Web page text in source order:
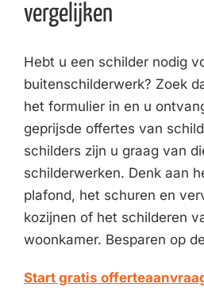
vergelijken
Hebt u een schilder nodig
buitenschilderwerk? Zoek
het formulier in en u
geprijsde offertes van
schilders zijn u graag van
schilderwerken. Denk aan
plafond, het schuren en
kozijnen of het schilderen
woonkamer. Besparen op
Start gratis